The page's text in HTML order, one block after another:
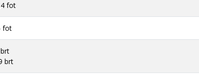
fot
fot
brt